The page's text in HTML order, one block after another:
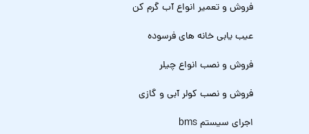
فروش و تعمیر انواع آب گرم کن
عیب یابی خانه های فرسوده
فروش و نصب انواع چیلر
فروش و نصب کولر آبی و گازی
اجرای سیستم bms